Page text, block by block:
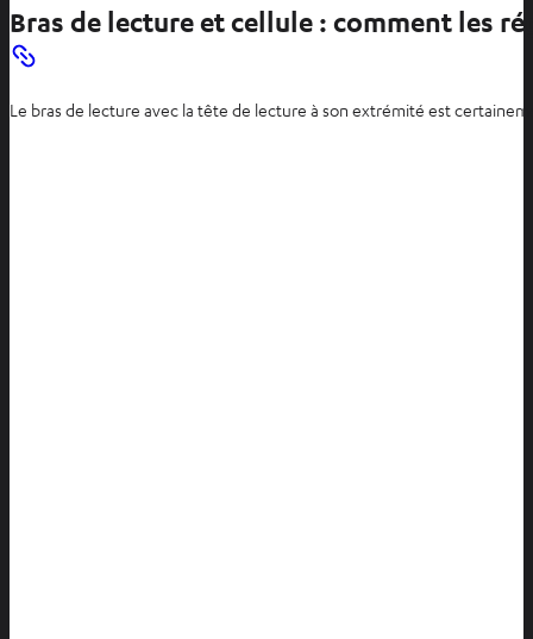
Bras de lecture et cellule : comment les
Le bras de lecture avec la tête de lecture à son extrémité est